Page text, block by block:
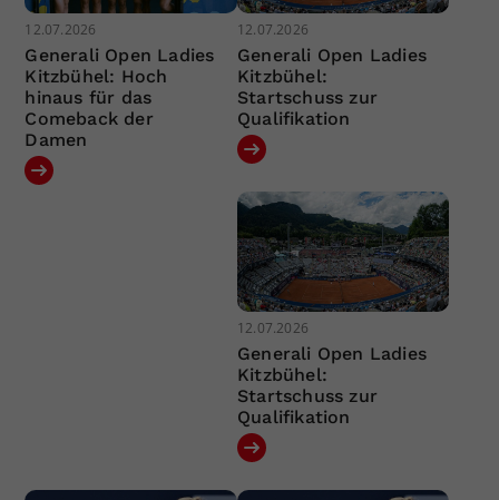
12.07.2026
Generali Open Ladies
Kitzbühel: Hoch
hinaus für das
Comeback der
Damen
12.07.2026
Generali Open Ladies
Kitzbühel:
Startschuss zur
Qualifikation
12.07.2026
Generali Open Ladies
Kitzbühel:
Startschuss zur
Qualifikation